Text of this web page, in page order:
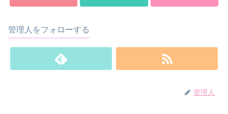
管理人をフォローする
管理人